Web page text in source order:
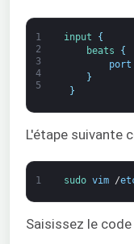
1
2
3
4
5
input
{
beats
{
port
}
}
L'étape suivante
1 sudo vim /
Saisissez le